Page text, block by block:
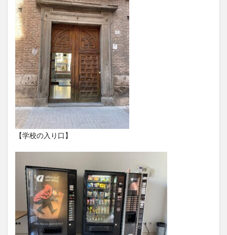
【学校の入り口】
保護者懇談会
優勝 入賞
内定者報告会
冬休み 出発
卒業式
卒業生 博物館
受験生へのメッセージ
台湾
国際交流
国際学科
国際学科協定校留学学生
国際学部
国際学部国際学科
外部講師
季節学期 学寮
学生の声
学食
寮生活
文化体験
日中韓プログラム
日本
昭和ボストン
昭和ボストン・University留学
昭和女子大学
昭和女子大学国際学部
昭和女子大学国際学部国際学科
時間割